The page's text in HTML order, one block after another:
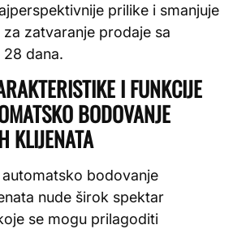
prilike i smanjuje
zatvaranje prodaje sa
dana.
I FUNKCIJE
BODOVANJE
KLIJENATA
bodovanje
nude širok spektar
se mogu prilagoditi